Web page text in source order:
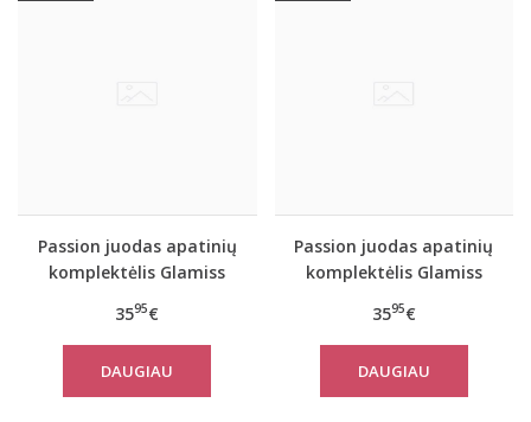
Passion juodas apatinių
komplektėlis Glamiss
3595€
DAUGIAU
Passion juodas apatinių
komplektėlis Glamiss
3595€
DAUGIAU